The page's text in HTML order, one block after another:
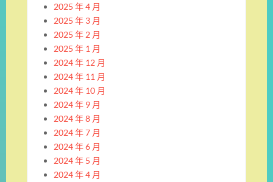
2025 年 4 月
2025 年 3 月
2025 年 2 月
2025 年 1 月
2024 年 12 月
2024 年 11 月
2024 年 10 月
2024 年 9 月
2024 年 8 月
2024 年 7 月
2024 年 6 月
2024 年 5 月
2024 年 4 月